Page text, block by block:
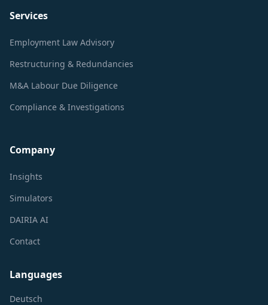
Services
Employment Law Advisory
Restructuring & Redundancies
M&A Labour Due Diligence
Compliance & Investigations
Company
Insights
Simulators
DAIRIA AI
Contact
Languages
Deutsch